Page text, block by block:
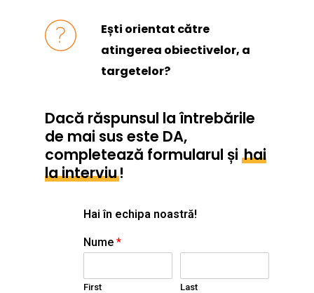
Ești orientat către
atingerea obiectivelor, a
targetelor?
Dacă răspunsul la întrebările
de mai sus este DA,
completează formularul și hai
la interviu!
Hai în echipa noastră!
Nume *
First Last